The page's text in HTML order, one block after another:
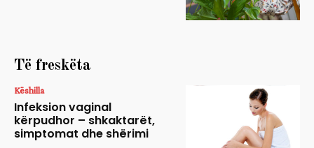
Të freskëta
Këshilla
Infeksion vaginal
kërpudhor – shkaktarët,
simptomat dhe shërimi